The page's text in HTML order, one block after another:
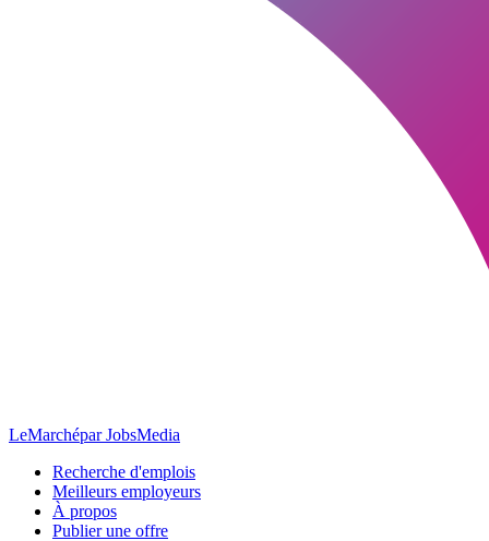
LeMarchépar JobsMedia
Recherche d'emplois
Meilleurs employeurs
À propos
Publier une offre